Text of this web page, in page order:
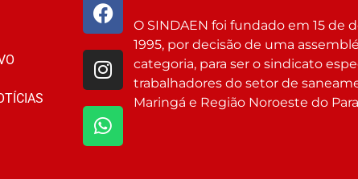
O SINDAEN foi fundado em 15 de
1995, por decisão de uma
categoria, para ser o sindicato
trabalhadores do setor de
Maringá e Região Noroeste do